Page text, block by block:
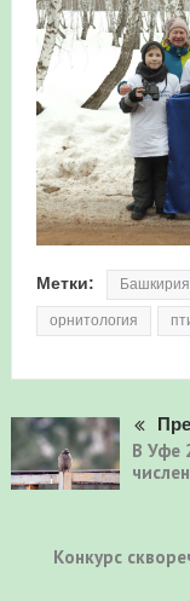
Метки: Башкирия
орнитология
В Уфе
Конкурс